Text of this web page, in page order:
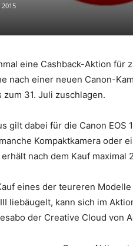
eine Cashback-Aktion für
nach einer neuen Canon-
zum 31. Juli zuschlagen.
gilt dabei für die Canon EOS
Kompaktkamera oder
nach dem Kauf maximal
eines der teureren Modelle
liebäugelt, kann sich im
der Creative Cloud von